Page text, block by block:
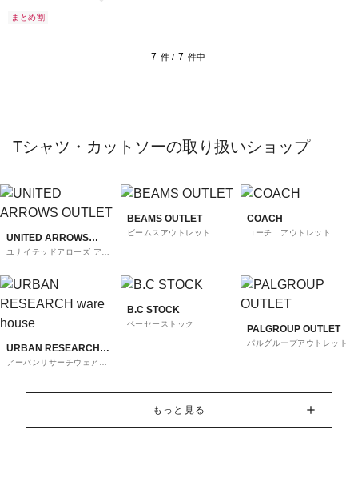
まとめ割
7 件 / 7 件中
Tシャツ・カットソーの取り扱いショップ
UNITED ARROWS
OUTLET
ユナイテッドアローズ アウ
BEAMS OUTLET
ビームスアウトレット
COACH
コーチ アウトレット
URBAN RESEARCH
ware house
アーバンリサーチウェアハ
B.C STOCK
ベーセーストック PALGROUP OUTLET
パルグループアウトレット
もっと見る